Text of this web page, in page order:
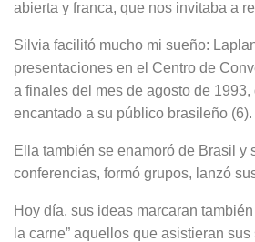
abierta y franca, que nos invitaba a
Silvia facilitó mucho mi sueño:
presentaciones en el Centro de
a finales del mes de agosto de
encantado a su público brasileño (6).
Ella también se enamoró de Brasil y
conferencias, formó grupos, lanzó
Hoy día, sus ideas marcaran
la carne” aquellos que asistieran